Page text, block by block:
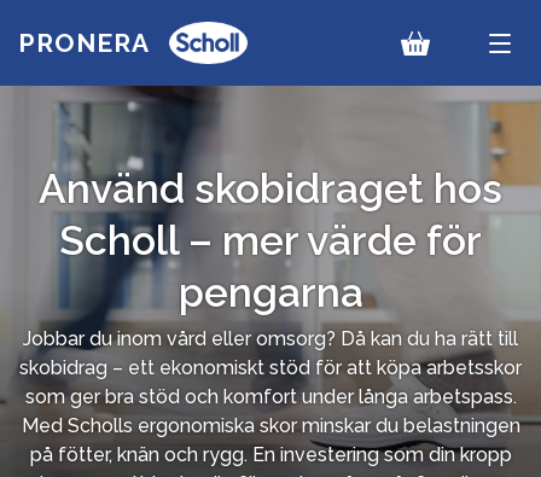
PRONERA
Använd skobidraget hos
Scholl – mer värde för
pengarna
Jobbar du inom vård eller omsorg? Då kan du ha rätt till
skobidrag – ett ekonomiskt stöd för att köpa arbetsskor
som ger bra stöd och komfort under långa arbetspass.
Med Scholls ergonomiska skor minskar du belastningen
på fötter, knän och rygg. En investering som din kropp